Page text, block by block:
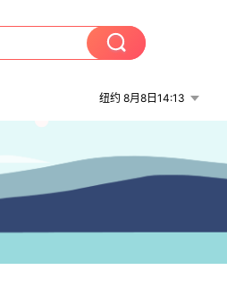
纽约 8月8日14:13